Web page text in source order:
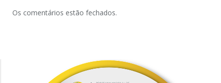
Os comentários estão fechados.